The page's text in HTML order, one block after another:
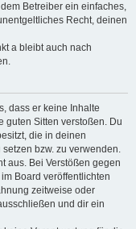
Betreiber ein einfaches,
Recht, deinen
a bleibt auch nach
dass er keine Inhalte
guten Sitten verstoßen. Du
die in deinen
bzw. zu verwenden.
aus. Bei Verstößen gegen
Board veröffentlichten
zeitweise oder
und dir ein